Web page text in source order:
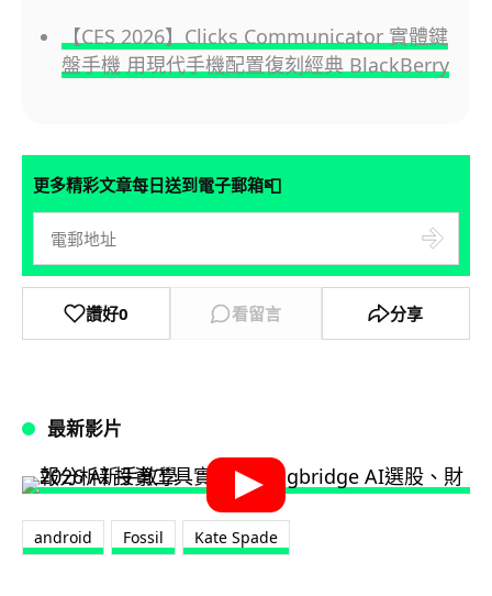
【CES 2026】Clicks Communicator 實體鍵
盤手機 用現代手機配置復刻經典 BlackBerry
更多精彩文章每日送到電子郵箱📮
讚好0 看留言 分享
最新影片
android Fossil Kate Spade